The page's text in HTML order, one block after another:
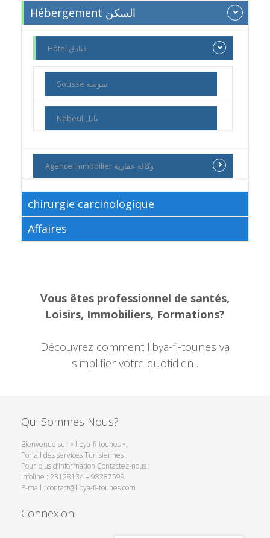
Hébergement السكن
Hôtel فنادق
Sousse سوسة
Nabeul نابل
Agence Immobilier وكالة عقارية
chirurgie carcinologique
Affaires
Vous êtes professionnel de santés,
Loisirs, Immobiliers, Formations?
Découvrez comment libya-fi-tounes va
simplifier votre quotidien .
Qui Sommes Nous?
Bienvenue sur « libya-fi-tounes »,
Portail des services Tunisiennes .
Pour plus d’Information Contactez-nous :
Infoline : 23128134 – 98287599
E-mail : contact@libya-fi-tounes.com
Connexion